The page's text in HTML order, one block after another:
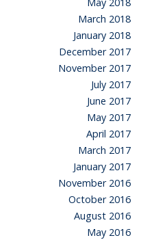
May 2018
March 2018
January 2018
December 2017
November 2017
July 2017
June 2017
May 2017
April 2017
March 2017
January 2017
November 2016
October 2016
August 2016
May 2016